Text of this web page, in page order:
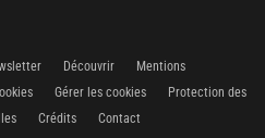
Découvrir
Mentions
Gérer les cookies
Protection des
Crédits Contact